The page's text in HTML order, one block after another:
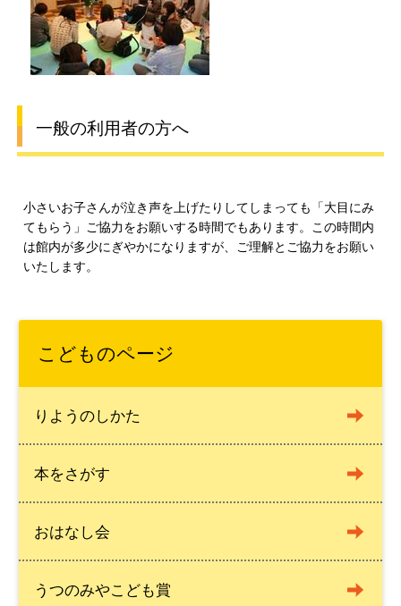
一般の利用者の方へ
小さいお子さんが泣き声を上げたりしてしまっても「大目にみ
てもらう」ご協力をお願いする時間でもあります。この時間内
は館内が多少にぎやかになりますが、ご理解とご協力をお願い
いたします。
こどものページ
りようのしかた
本をさがす
おはなし会
うつのみやこども賞